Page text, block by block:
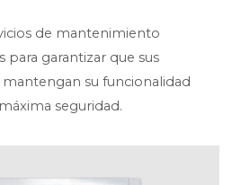
de mantenimiento
para garantizar que sus
su funcionalidad
seguridad.